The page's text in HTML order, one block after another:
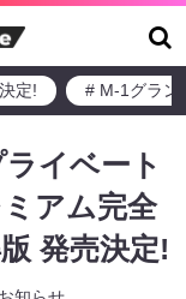
定! # M-1グラン
ライベート
アム完全
発売決定!